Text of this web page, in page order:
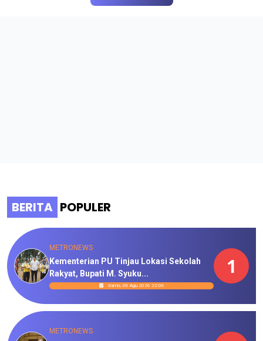
BERITA POPULER
METRONEWS
Kementerian PU Tinjau Lokasi Sekolah
Rakyat, Bupati M. Syuku...
Kamis, 06 Agu 2026 22:06
1
METRONEWS